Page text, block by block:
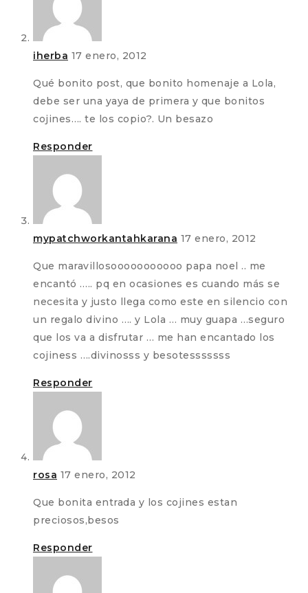
iherba 17 enero, 2012
Qué bonito post, que bonito homenaje a Lola,
debe ser una yaya de primera y que bonitos
cojines…. te los copio?. Un besazo
Responder
mypatchworkantahkarana 17 enero, 2012
Que maravillosooooooooooo papa noel .. me
encantó ….. pq en ocasiones es cuando más se
necesita y justo llega como este en silencio con
un regalo divino …. y Lola … muy guapa …seguro
que los va a disfrutar … me han encantado los
cojiness ….divinosss y besotesssssss
Responder
rosa 17 enero, 2012
Que bonita entrada y los cojines estan
preciosos,besos
Responder